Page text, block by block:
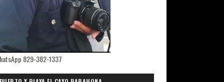
829-382-1337